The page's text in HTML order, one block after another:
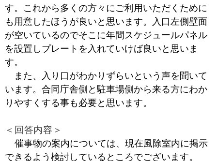
す。これから多くの方々にご利用いただくために
も用意したほうが良いと思います。入口左側壁面
が空いているのでそこに年間スケジュールパネル
を設置しプレートを入れていけば良いと思いま
す。
また、入り口がわかりずらいという声を聞いて
います。合同庁舎側と駐車場側から来る方にわか
りやすくする事も必要と思います。
＜回答内容＞
催事物の案内については、現在風除室内に掲示
できるよう検討しているところでございます。